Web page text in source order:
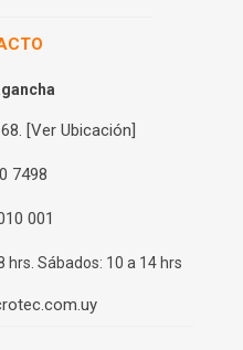
[Ver Ubicación]
7498
001
hrs. Sábados: 10 a 14 hrs